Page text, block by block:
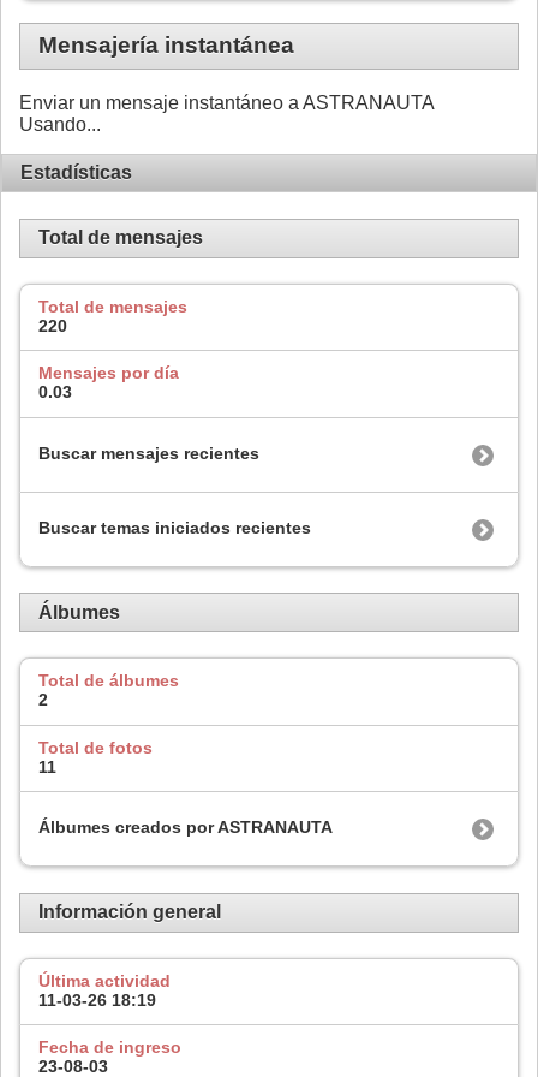
Mensajería instantánea
Enviar un mensaje instantáneo a ASTRANAUTA
Usando...
Estadísticas
Total de mensajes
Total de mensajes
220
Mensajes por día
0.03
Buscar mensajes recientes
Buscar temas iniciados recientes
Álbumes
Total de álbumes
2
Total de fotos
11
Álbumes creados por ASTRANAUTA
Información general
Última actividad
11-03-26 18:19
Fecha de ingreso
23-08-03